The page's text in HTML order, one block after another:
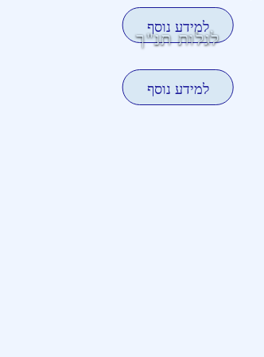
למידע נוסף
לגלות תנ"ך
למידע נוסף